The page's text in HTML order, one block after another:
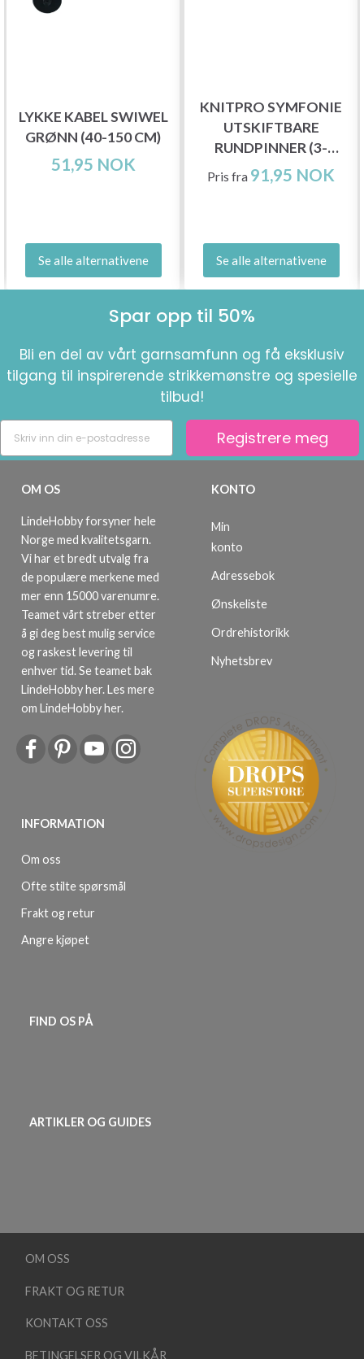
LYKKE KABEL SWIWEL
GRØNN (40-150 CM)
51,95 NOK
Se alle alternativene
KNITPRO SYMFONIE
UTSKIFTBARE
RUNDPINNER (3-
15.00MM)
Pris fra 91,95 NOK
Se alle alternativene
Spar opp til 50%
Bli en del av vårt garnsamfunn og få eksklusiv
tilgang til inspirerende strikkemønstre og spesielle
tilbud!
Registrere meg
OM OS
LindeHobby forsyner hele
Norge med kvalitetsgarn.
Vi har et bredt utvalg fra
de populære merkene med
mer enn 15000 varenumre.
Teamet vårt streber etter
å gi deg best mulig service
og raskest levering til
enhver tid. Se teamet bak
LindeHobby her.Les mere
om LindeHobby her.
INFORMATION
Om oss
Ofte stilte spørsmål
Frakt og retur
Angre kjøpet
KONTO
Min
konto
Adressebok
Ønskeliste
Ordrehistorikk
Nyhetsbrev
FIND OS PÅ
ARTIKLER OG GUIDES
OM OSS
FRAKT OG RETUR
KONTAKT OSS
BETINGELSER OG VILKÅR